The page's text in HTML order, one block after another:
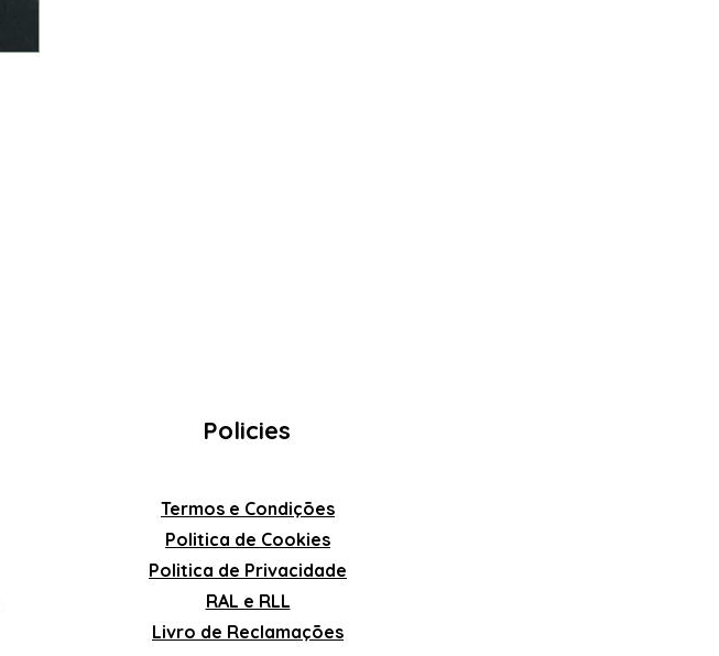
Policies
Termos e Condições
Politica de Cookies
Politica de Privacidade
RAL e RLL
Livro de Reclamações